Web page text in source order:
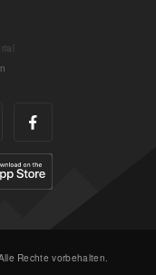
Rechte vorbehalten.